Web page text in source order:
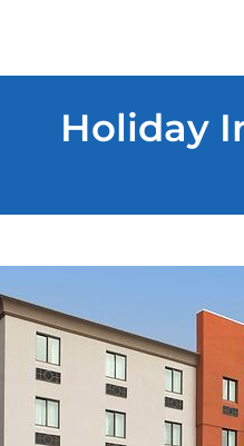
Holiday
Boston - Saugus by